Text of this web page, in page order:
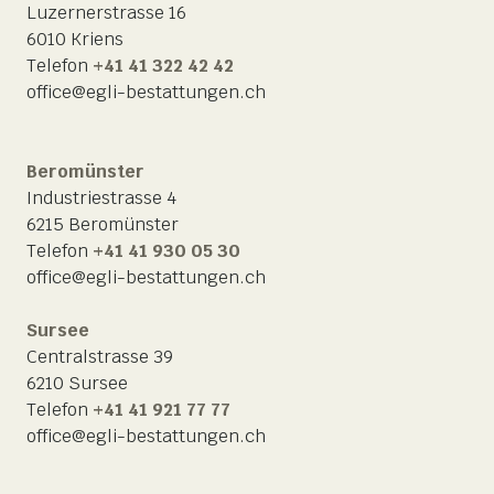
Luzernerstrasse 16
6010 Kriens
Telefon +41 41 322 42 42
office@egli-bestattungen.ch
Beromünster
Industriestrasse 4
6215 Beromünster
Telefon +41 41 930 05 30
office@egli-bestattungen.ch
Sursee
Centralstrasse 39
6210 Sursee
Telefon +41 41 921 77 77
office@egli-bestattungen.ch